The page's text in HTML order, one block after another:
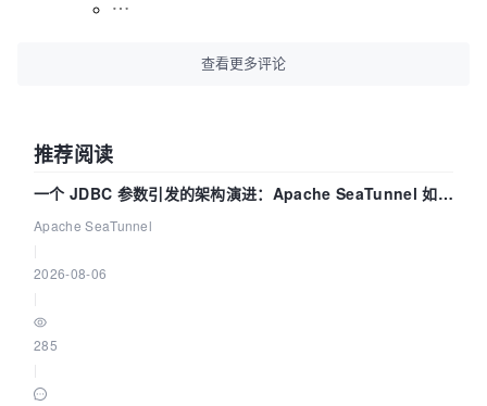
查看更多评论
推荐阅读
一个 JDBC 参数引发的架构演进：Apache SeaTunnel 如何
解决数据同步中的“定时 Flush”难题
Apache SeaTunnel
2026-08-06
285